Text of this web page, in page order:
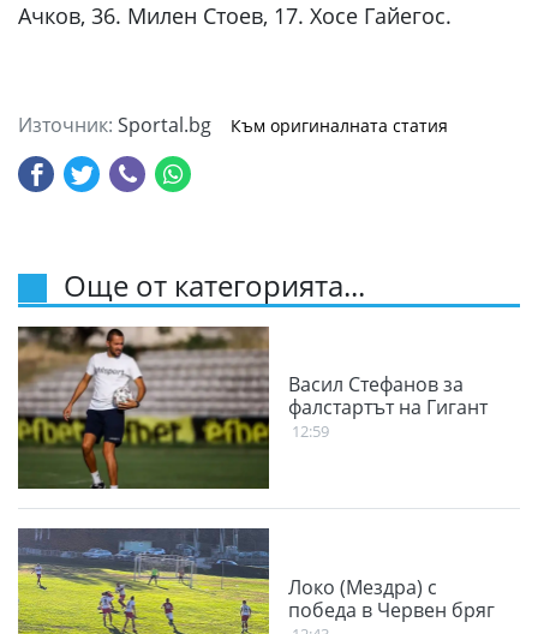
Ачков, 36. Милен Стоев, 17. Хосе Гайегос.
Източник: Sportal.bg Към оригиналната статия
Още от категорията...
Васил Стефанов за
фалстартът на Гигант
12:59
Локо (Мездра) с
победа в Червен бряг